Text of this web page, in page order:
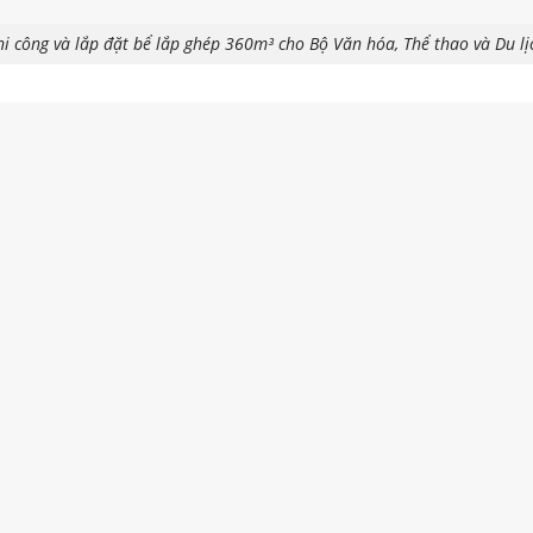
công và lắp đặt bể lắp ghép 360m³ cho Bộ Văn hóa, Thể thao và Du